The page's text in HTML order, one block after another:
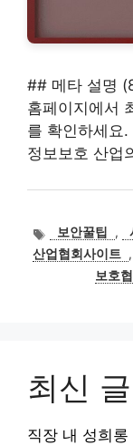
## 메타 설명
홈페이지에서
를 확인하세요
정보보호 산업
태
그
보안꿀팁 ,
산업협회사이트 ,
보호
최신 글
직장 내 성희